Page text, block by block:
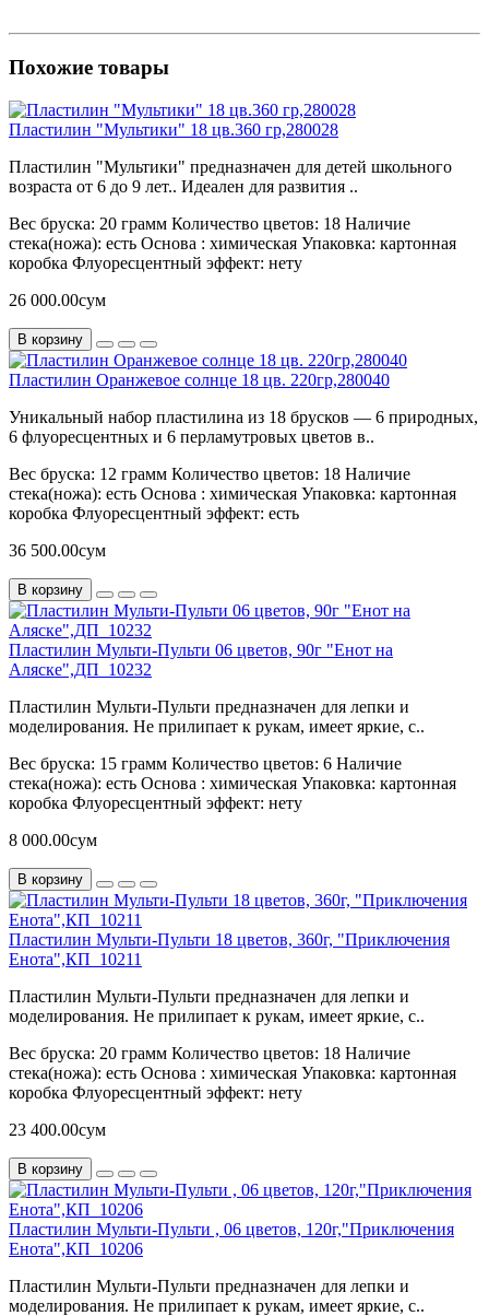
Похожие товары
Пластилин "Мультики" 18 цв.360 гр,280028
Пластилин "Мультики" предназначен для детей школьного
возраста от 6 до 9 лет.. Идеален для развития ..
Вес бруска: 20 грамм Количество цветов: 18 Наличие
стека(ножа): есть Основа : химическая Упаковка: картонная
коробка Флуоресцентный эффект: нету
26 000.00сум
В корзину
Пластилин Оранжевое солнце 18 цв. 220гр,280040
Уникальный набор пластилина из 18 брусков — 6 природных,
6 флуоресцентных и 6 перламутровых цветов в..
Вес бруска: 12 грамм Количество цветов: 18 Наличие
стека(ножа): есть Основа : химическая Упаковка: картонная
коробка Флуоресцентный эффект: есть
36 500.00сум
В корзину
Пластилин Мульти-Пульти 06 цветов, 90г "Енот на
Аляске",ДП_10232
Пластилин Мульти-Пульти предназначен для лепки и
моделирования. Не прилипает к рукам, имеет яркие, с..
Вес бруска: 15 грамм Количество цветов: 6 Наличие
стека(ножа): есть Основа : химическая Упаковка: картонная
коробка Флуоресцентный эффект: нету
8 000.00сум
В корзину
Пластилин Мульти-Пульти 18 цветов, 360г, "Приключения
Енота",КП_10211
Пластилин Мульти-Пульти предназначен для лепки и
моделирования. Не прилипает к рукам, имеет яркие, с..
Вес бруска: 20 грамм Количество цветов: 18 Наличие
стека(ножа): есть Основа : химическая Упаковка: картонная
коробка Флуоресцентный эффект: нету
23 400.00сум
В корзину
Пластилин Мульти-Пульти , 06 цветов, 120г,"Приключения
Енота",КП_10206
Пластилин Мульти-Пульти предназначен для лепки и
моделирования. Не прилипает к рукам, имеет яркие, с..